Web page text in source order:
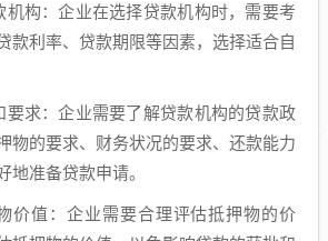
机构：企业在选择贷款机构时，需要考
款利率、贷款期限等因素，选择适合自
要求：企业需要了解贷款机构的贷款政
物的要求、财务状况的要求、还款能力
地准备贷款申请。
价值：企业需要合理评估抵押物的价